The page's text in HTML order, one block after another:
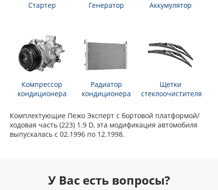
Стартер Генератор Аккумулятор
Компрессор
кондиционера
Радиатор
кондиционера
Щетки
стеклоочистителя
Комплектующие Пежо Эксперт c бортовой платформой/
ходовая часть (223) 1.9 D, эта модификация автомобиля
выпускалась с 02.1996 по 12.1998.
У Вас есть вопросы?